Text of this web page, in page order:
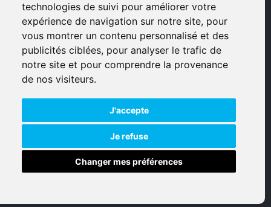
technologies de suivi pour améliorer votre
expérience de navigation sur notre site, pour
vous montrer un contenu personnalisé et des
publicités ciblées, pour analyser le trafic de
notre site et pour comprendre la provenance
de nos visiteurs.
J'accepte
Je refuse
Changer mes préférences
Armes neuves
Armes de collection
Munitions